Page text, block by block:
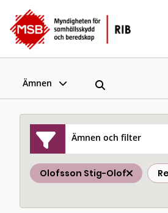
Ämnen
Ämnen och filter
Olofsson Stig-Olof